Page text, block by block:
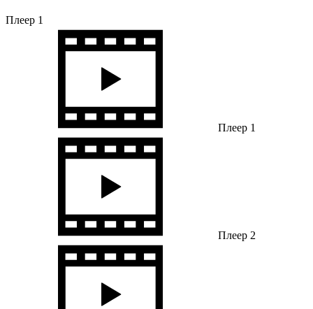
Плеер 1
Плеер 1
Плеер 2